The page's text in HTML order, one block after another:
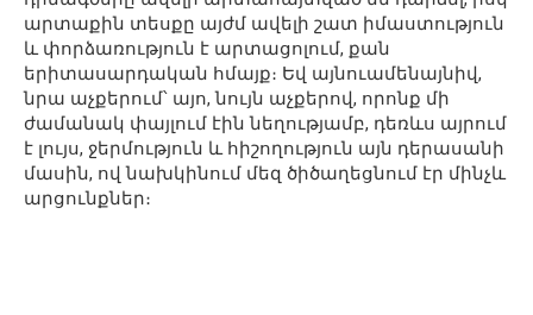
արտաքին տեսքը այժմ ավելի շատ իմաստություն
և փորձառություն է արտացոլում, քան
երիտասարդական հմայք։ Եվ այնուամենայնիվ,
նրա աչքերում՝ այո, նույն աչքերով, որոնք մի
ժամանակ փայլում էին նեղությամբ, դեռևս այրում
է լույս, ջերմություն և հիշողություն այն դերասանի
մասին, ով նախկինում մեզ ծիծաղեցնում էր մինչև
արցունքներ։